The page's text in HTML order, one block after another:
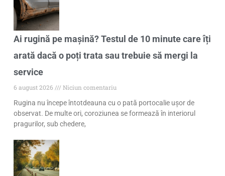
Ai rugină pe mașină? Testul de 10 minute care îți
arată dacă o poți trata sau trebuie să mergi la
service
6 august 2026
Niciun comentariu
Rugina nu începe întotdeauna cu o pată portocalie ușor de
observat. De multe ori, coroziunea se formează în interiorul
pragurilor, sub chedere,